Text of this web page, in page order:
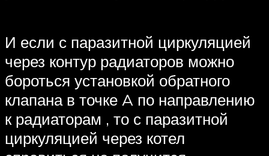
И если с паразитной циркуляцией
через контур радиаторов можно
бороться установкой обратного
клапана в точке A по направлению
к радиаторам , то с паразитной
циркуляцией через котел